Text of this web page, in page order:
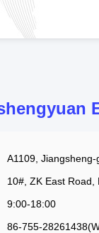
A1109,
10#, ZK East Road,
9:00-18:00
86-755-